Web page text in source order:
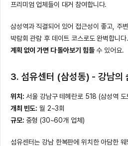
프리미엄 업체들이 대거 참여합니다.
삼성역과 직결되어 있어 접근성이 좋고, 주
박람회 관람 후 데이트 코스로도 완벽합니
계획 없이 가면 다 돌아보기 힘들수 있어요.
3. 섬유센터 (삼성동) - 강남의
위치: 서울 강남구 테헤란로 518 (삼성역
개최 빈도: 월 2~3회
규모: 중형 (30~60개 업체)
섬유센터는 강남 한복판에 위치한 아담한